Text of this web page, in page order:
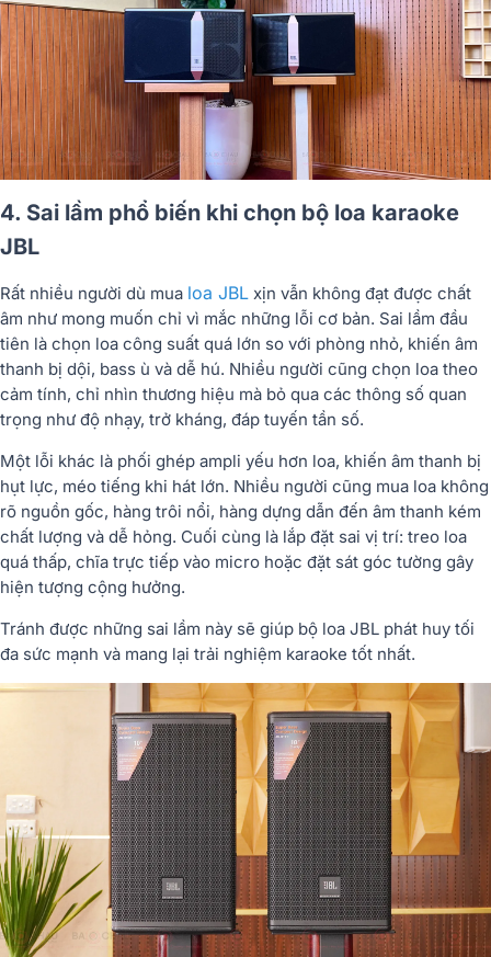
4. Sai lầm phổ biến khi chọn bộ loa karaoke
JBL
Rất nhiều người dù mua loa JBL xịn vẫn không đạt được chất
âm như mong muốn chỉ vì mắc những lỗi cơ bản. Sai lầm đầu
tiên là chọn loa công suất quá lớn so với phòng nhỏ, khiến âm
thanh bị dội, bass ù và dễ hú. Nhiều người cũng chọn loa theo
cảm tính, chỉ nhìn thương hiệu mà bỏ qua các thông số quan
trọng như độ nhạy, trở kháng, đáp tuyến tần số.
Một lỗi khác là phối ghép ampli yếu hơn loa, khiến âm thanh bị
hụt lực, méo tiếng khi hát lớn. Nhiều người cũng mua loa không
rõ nguồn gốc, hàng trôi nổi, hàng dựng dẫn đến âm thanh kém
chất lượng và dễ hỏng. Cuối cùng là lắp đặt sai vị trí: treo loa
quá thấp, chĩa trực tiếp vào micro hoặc đặt sát góc tường gây
hiện tượng cộng hưởng.
Tránh được những sai lầm này sẽ giúp bộ loa JBL phát huy tối
đa sức mạnh và mang lại trải nghiệm karaoke tốt nhất.